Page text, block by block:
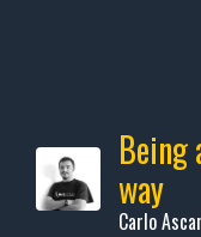
Being
way
Carlo